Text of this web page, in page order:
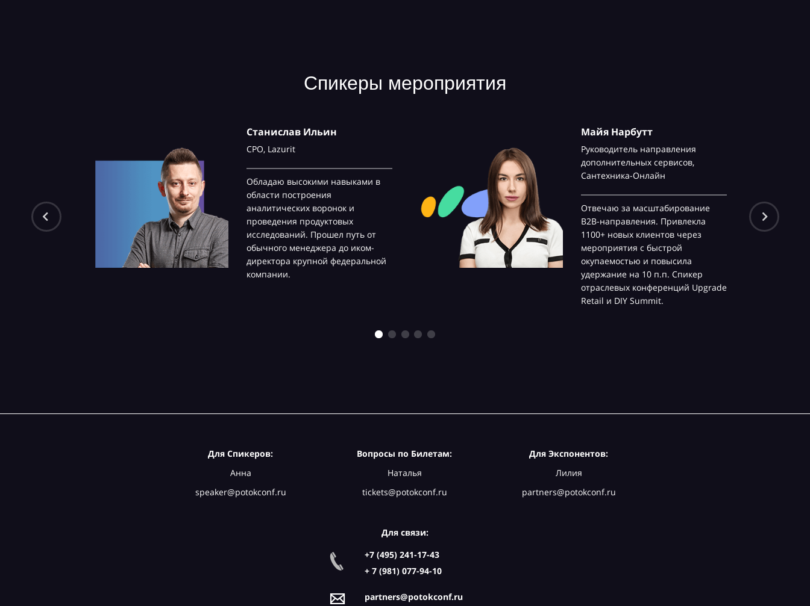
Спикеры мероприятия
Станислав Ильин
CPO, Lazurit
Обладаю высокими навыками в
области построения
аналитических воронок и
проведения продуктовых
исследований. Прошел путь от
обычного менеджера до иком-
директора крупной федеральной
компании.
Майя Нарбутт
Руководитель направления
дополнительных сервисов,
Сантехника-Онлайн
Отвечаю за масштабирование
B2B-направления. Привлекла
1100+ новых клиентов через
мероприятия с быстрой
окупаемостью и повысила
удержание на 10 п.п. Спикер
отраслевых конференций Upgrade
Retail и DIY Summit.
Для Спикеров:
Анна
speaker@potokconf.ru
Вопросы по Билетам:
Наталья
tickets@potokconf.ru
Для Экспонентов:
Лилия
partners@potokconf.ru
Для связи:
+7 (495) 241-17-43
+ 7 (981) 077-94-10
partners@potokconf.ru